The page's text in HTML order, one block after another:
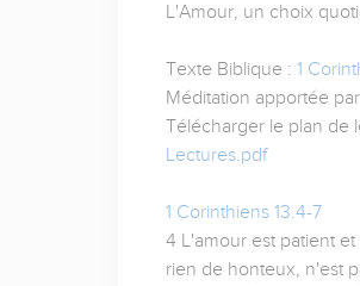
L'Amour, un choix
Texte Biblique : 1
Méditation apportée
Télécharger le plan de
Lectures.pdf
1 Corinthiens 13.4-7
4 L'amour est patient
rien de honteux, n'est